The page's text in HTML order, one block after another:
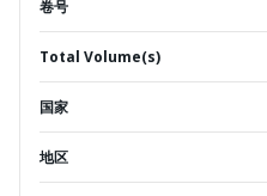
卷号
Total Volume(s)
国家
地区